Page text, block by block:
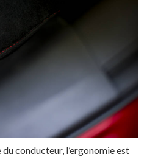
conducteur, l’ergonomie est